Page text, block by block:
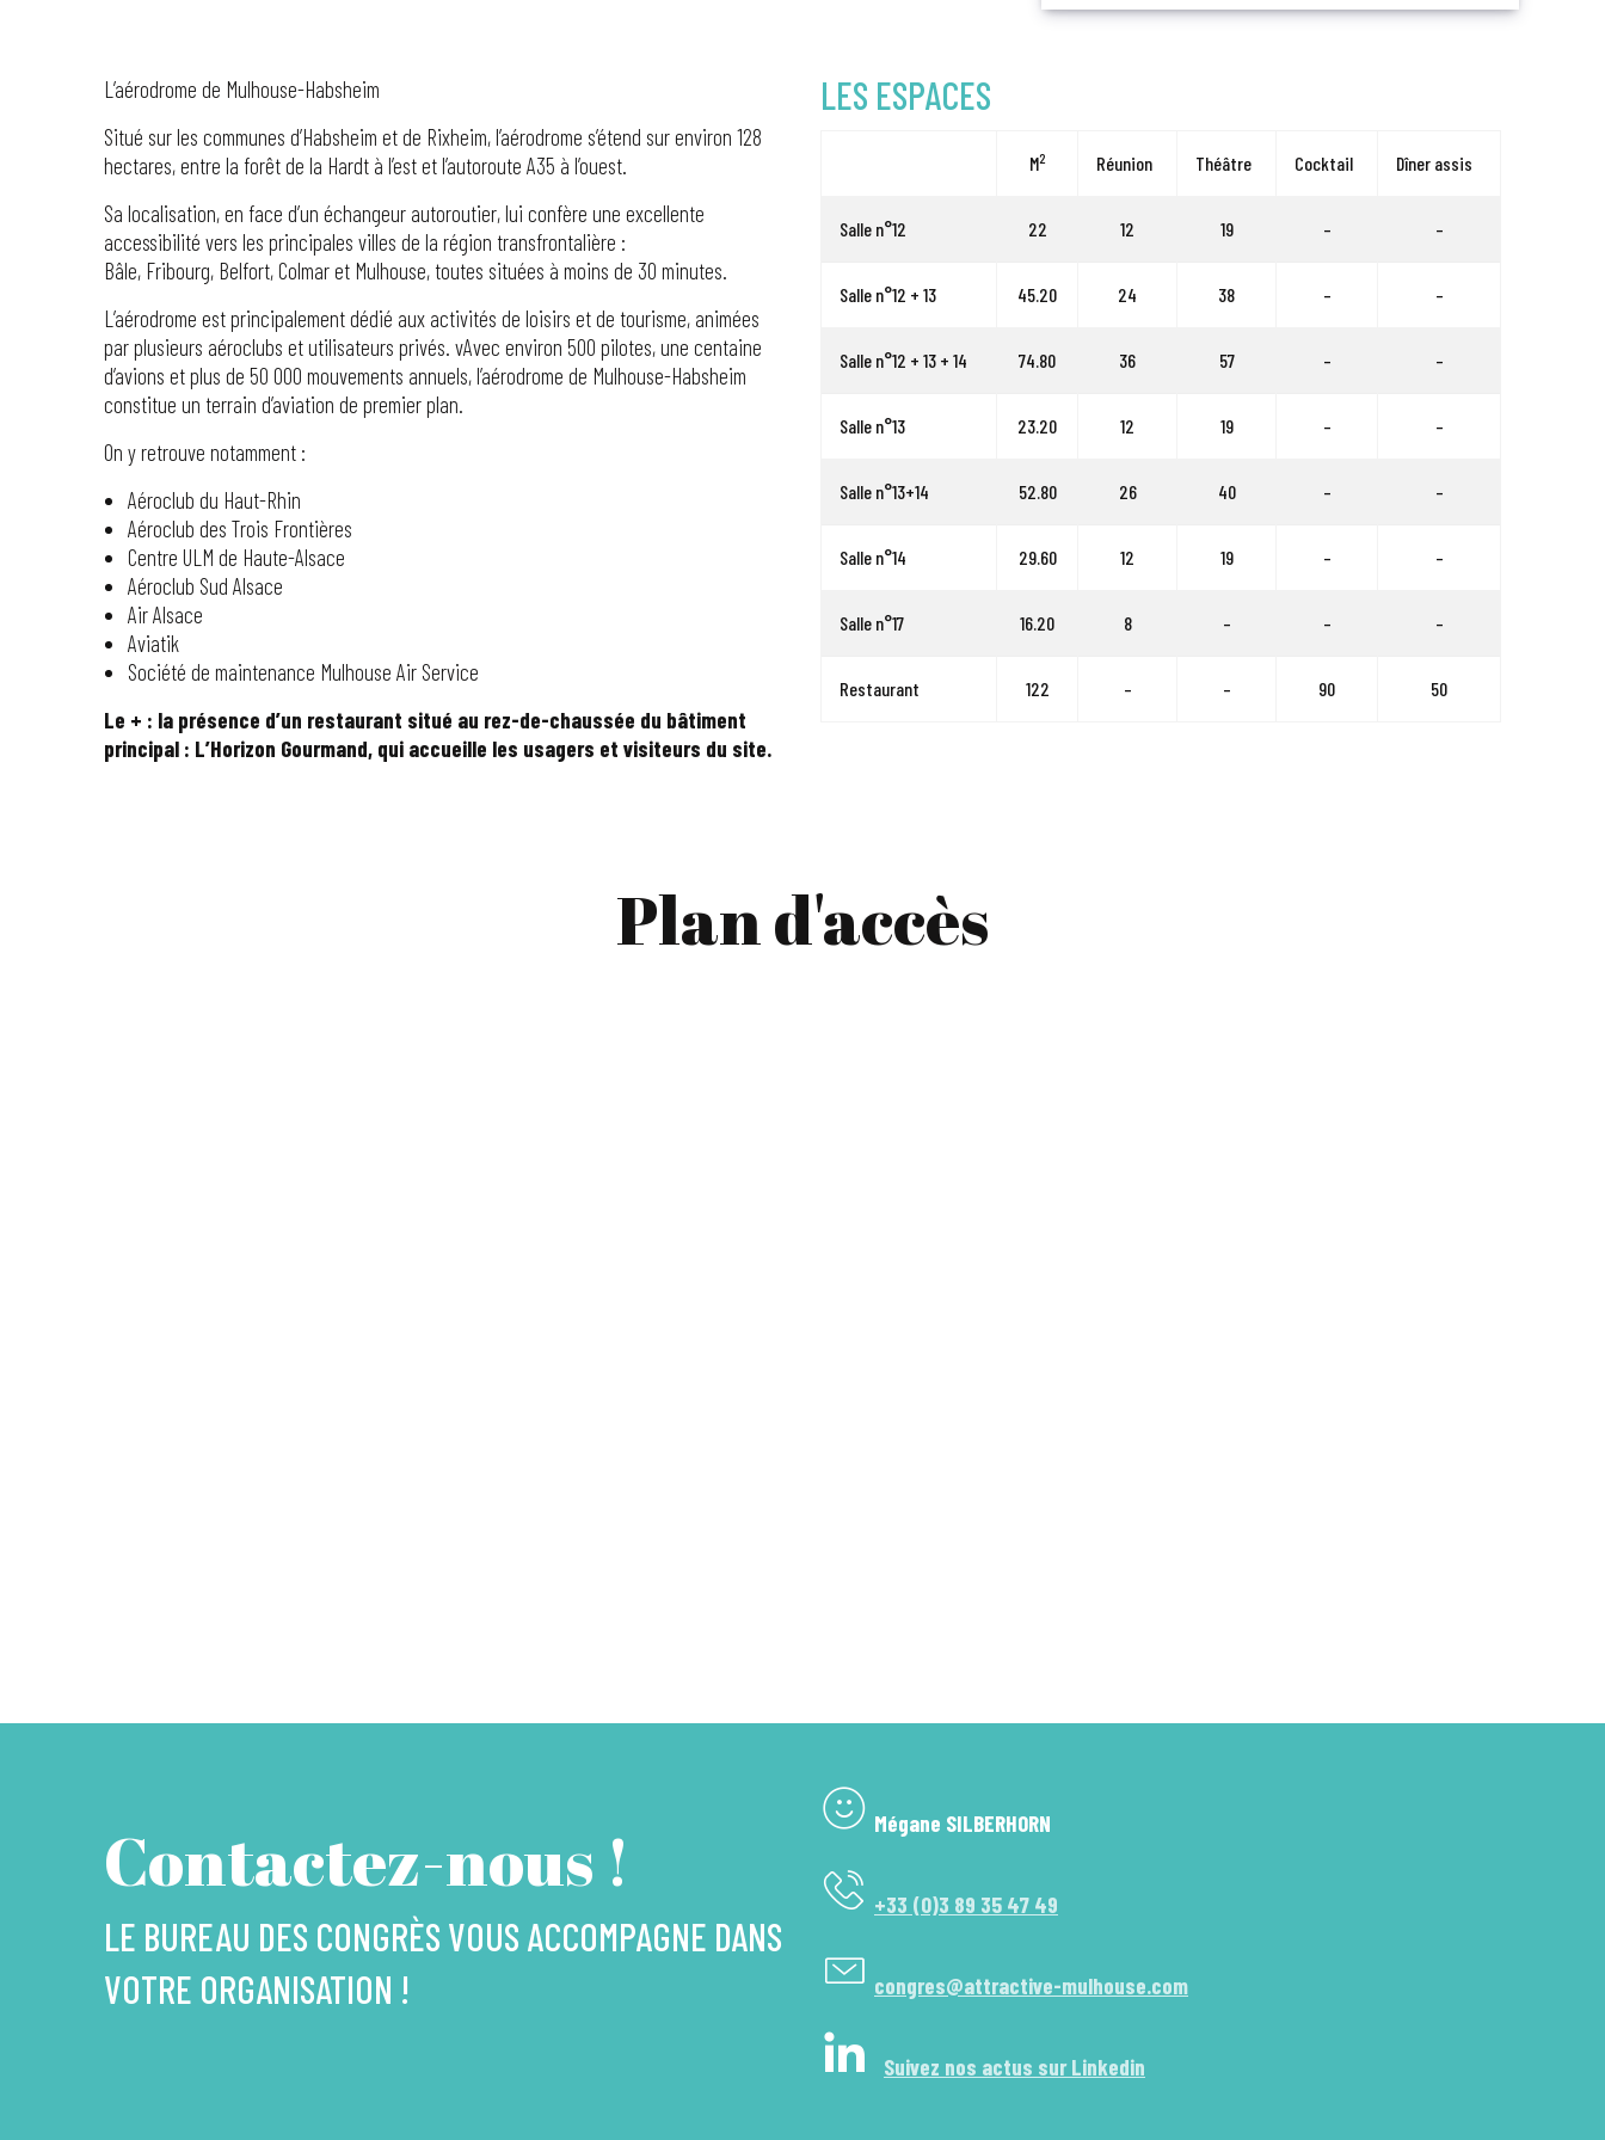
L’aérodrome de Mulhouse-Habsheim
Situé sur les communes d’Habsheim et de Rixheim, l’aérodrome s’étend sur environ 128
hectares, entre la forêt de la Hardt à l’est et l’autoroute A35 à l’ouest.
Sa localisation, en face d’un échangeur autoroutier, lui confère une excellente
accessibilité vers les principales villes de la région transfrontalière :
Bâle, Fribourg, Belfort, Colmar et Mulhouse, toutes situées à moins de 30 minutes.
L’aérodrome est principalement dédié aux activités de loisirs et de tourisme, animées
par plusieurs aéroclubs et utilisateurs privés. vAvec environ 500 pilotes, une centaine
d’avions et plus de 50 000 mouvements annuels, l’aérodrome de Mulhouse-Habsheim
constitue un terrain d’aviation de premier plan.
On y retrouve notamment :
Aéroclub du Haut-Rhin
Aéroclub des Trois Frontières
Centre ULM de Haute-Alsace
Aéroclub Sud Alsace
Air Alsace
Aviatik
Société de maintenance Mulhouse Air Service
Le + : la présence d’un restaurant situé au rez-de-chaussée du bâtiment
principal : L’Horizon Gourmand, qui accueille les usagers et visiteurs du site.
LES ESPACES
M2 Réunion Théâtre Cocktail Dîner assis
Salle n°12 22 12 19 – –
Salle n°12 + 13 45.20 24 38 – –
Salle n°12 + 13 + 14 74.80 36 57 – –
Salle n°13 23.20 12 19 – –
Salle n°13+14 52.80 26 40 – –
Salle n°14 29.60 12 19 – –
Salle n°17 16.20 8 – – –
Restaurant 122 – – 90 50
Plan d'accès
Contactez-nous !
LE BUREAU DES CONGRÈS VOUS ACCOMPAGNE DANS
VOTRE ORGANISATION !
Mégane SILBERHORN
+33 (0)3 89 35 47 49
congres@attractive-mulhouse.com
Suivez nos actus sur Linkedin